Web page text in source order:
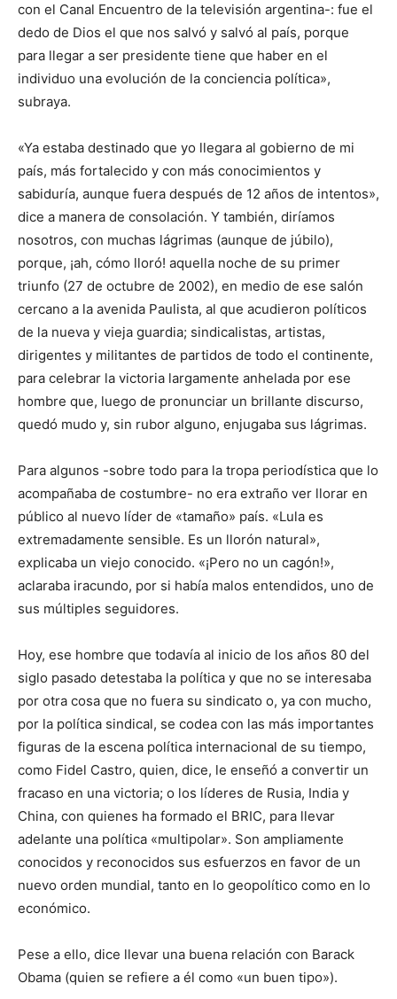
con el Canal Encuentro de la televisión argentina-: fue el
dedo de Dios el que nos salvó y salvó al país, porque
para llegar a ser presidente tiene que haber en el
individuo una evolución de la conciencia política»,
subraya.
«Ya estaba destinado que yo llegara al gobierno de mi
país, más fortalecido y con más conocimientos y
sabiduría, aunque fuera después de 12 años de intentos»,
dice a manera de consolación. Y también, diríamos
nosotros, con muchas lágrimas (aunque de júbilo),
porque, ¡ah, cómo lloró! aquella noche de su primer
triunfo (27 de octubre de 2002), en medio de ese salón
cercano a la avenida Paulista, al que acudieron políticos
de la nueva y vieja guardia; sindicalistas, artistas,
dirigentes y militantes de partidos de todo el continente,
para celebrar la victoria largamente anhelada por ese
hombre que, luego de pronunciar un brillante discurso,
quedó mudo y, sin rubor alguno, enjugaba sus lágrimas.
Para algunos -sobre todo para la tropa periodística que lo
acompañaba de costumbre- no era extraño ver llorar en
público al nuevo líder de «tamaño» país. «Lula es
extremadamente sensible. Es un llorón natural»,
explicaba un viejo conocido. «¡Pero no un cagón!»,
aclaraba iracundo, por si había malos entendidos, uno de
sus múltiples seguidores.
Hoy, ese hombre que todavía al inicio de los años 80 del
siglo pasado detestaba la política y que no se interesaba
por otra cosa que no fuera su sindicato o, ya con mucho,
por la política sindical, se codea con las más importantes
figuras de la escena política internacional de su tiempo,
como Fidel Castro, quien, dice, le enseñó a convertir un
fracaso en una victoria; o los líderes de Rusia, India y
China, con quienes ha formado el BRIC, para llevar
adelante una política «multipolar». Son ampliamente
conocidos y reconocidos sus esfuerzos en favor de un
nuevo orden mundial, tanto en lo geopolítico como en lo
económico.
Pese a ello, dice llevar una buena relación con Barack
Obama (quien se refiere a él como «un buen tipo»).